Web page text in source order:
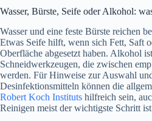
Wasser, Bürste, Seife oder Alkohol:
Wasser und eine feste Bürste reichen
Etwas Seife hilft, wenn sich Fett, Saft
Oberfläche abgesetzt haben. Alkohol
Schneidwerkzeugen, die zwischen
werden. Für Hinweise zur Auswahl
Desinfektionsmitteln können die
Robert Koch Instituts hilfreich sein,
Reinigen meist der wichtigste Schritt